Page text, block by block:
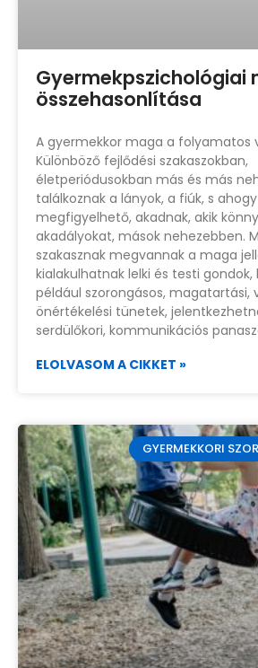
Gyermekpszichológiai
összehasonlítása
A gyermekkor maga a folyamatos
Különböző fejlődési szakaszokban,
életperiódusokban más és más
találkoznak a lányok, a fiúk, s
megfigyelhető, akadnak, akik
akadályokat, mások nehezebben.
szakasznak megvannak a maga
kialakulhatnak lelki és testi gondok,
például szorongásos, magatartási,
önértékelési tünetek,
serdülőkori, kommunikációs
ELOLVASOM A CIKKET »
GYERMEKKORI